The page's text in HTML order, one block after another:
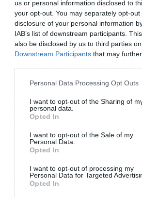
us or personal information disclosed to
your opt-out. You may separately opt-
disclosure of your personal information
IAB’s list of downstream participants.
also be disclosed by us to third parties
Downstream Participants that may
Personal Data Processing Opt Outs
I want to opt-out of the Sharing of
personal data.
Opted In
I want to opt-out of the Sale of my
Personal Data.
Opted In
I want to opt-out of processing my
Personal Data for Targeted
Opted In
Το επιπλέον αυτό ποσοστό
από τον κρατικό προϋπολογισμό
επιβαρύνει τους Έλληνες
ηλεκτρικής ενέργειας
, από
ανακτηθεί το 37% του κόστους.
αποπληρωμή εκκρεμούς δόσης
Διαβάστε επίσης
Αριάδνη Interconnection: Σε